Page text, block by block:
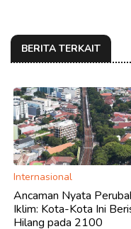
BERITA TERKAIT
Internasional
Ancaman Nyata
Iklim: Kota-Kota Ini
Hilang pada 2100